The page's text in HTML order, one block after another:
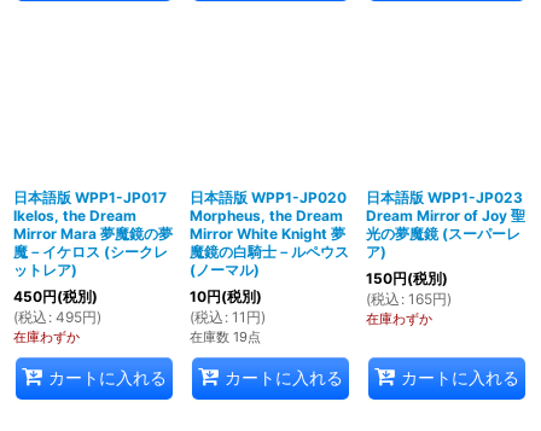
日本語版 WPP1-JP017
Ikelos, the Dream
Mirror Mara 夢魔鏡の夢
魔－イケロス (シークレ
ットレア)
450円(税別)
(税込 : 495円)
在庫わずか
カートに入れる
日本語版 WPP1-JP020
Morpheus, the Dream
Mirror White Knight 夢
魔鏡の白騎士－ルペウス
(ノーマル)
10円(税別)
(税込 : 11 円)
在庫数 19点
カートに入れる
日本語版 WPP1-JP023
Dream Mirror of Joy 聖
光の夢魔鏡 (スーパーレ
ア)
150円(税別)
(税込 : 165円)
在庫わずか
カートに入れる